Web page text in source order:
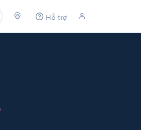
Hỗ trợ